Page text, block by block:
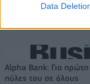
Data
18η συνεχόμενη
Alpha Bank: Για
πύλες του σε όλους